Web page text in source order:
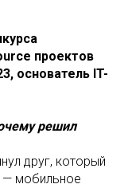
проектов
основатель IT-
решил
друг, который
— мобильное